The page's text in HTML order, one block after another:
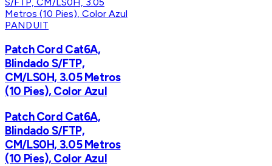
PANDUIT
Patch Cord Cat6A,
Blindado S/FTP,
CM/LS0H, 3.05 Metros
(10 Pies), Color Azul
Patch Cord Cat6A,
Blindado S/FTP,
CM/LS0H, 3.05 Metros
(10 Pies), Color Azul